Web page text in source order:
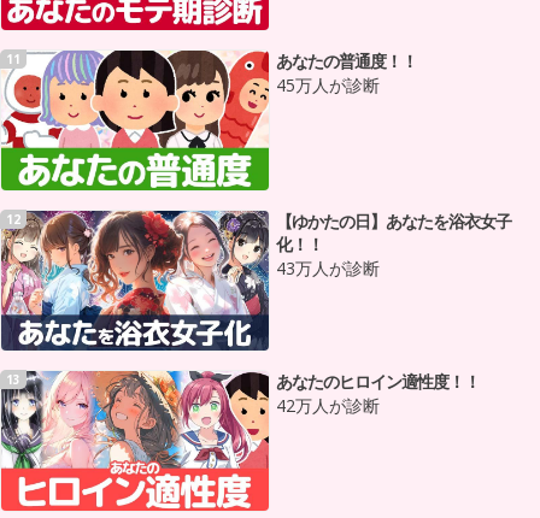
11
あなたの普通度！！
45万人が診断
12
【ゆかたの日】あなたを浴衣女子
化！！
43万人が診断
13
あなたのヒロイン適性度！！
42万人が診断